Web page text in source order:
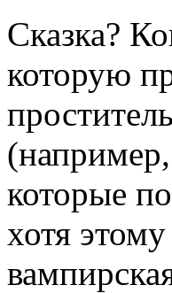
Сказка?
которую
которые
хотя